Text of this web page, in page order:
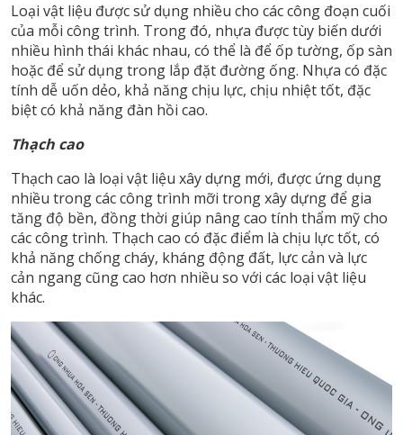
Loại vật liệu được sử dụng nhiều cho các công đoạn cuối
của mỗi công trình. Trong đó, nhựa được tùy biến dưới
nhiều hình thái khác nhau, có thể là để ốp tường, ốp sàn
hoặc để sử dụng trong lắp đặt đường ống. Nhựa có đặc
tính dễ uốn dẻo, khả năng chịu lực, chịu nhiệt tốt, đặc
biệt có khả năng đàn hồi cao.
Thạch cao
Thạch cao là loại vật liệu xây dựng mới, được ứng dụng
nhiều trong các công trình mỡi trong xây dựng để gia
tăng độ bền, đồng thời giúp nâng cao tính thẩm mỹ cho
các công trình. Thạch cao có đặc điểm là chịu lực tốt, có
khả năng chống cháy, kháng động đất, lực cản và lực
cản ngang cũng cao hơn nhiều so với các loại vật liệu
khác.